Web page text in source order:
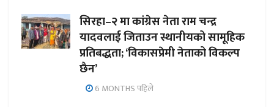
सिरहा–२ मा कांग्रेस नेता राम चन्द्र
यादवलाई जिताउन स्थानीयको सामूहिक
प्रतिबद्धता; ‘विकासप्रेमी नेताको विकल्प
छैन’
6 MONTHS पहिले